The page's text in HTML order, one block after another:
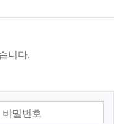
니다.
호필수